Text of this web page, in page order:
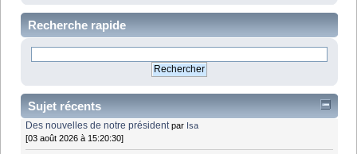
Recherche rapide
Sujet récents
Des nouvelles de notre président par Isa
[03 août 2026 à 15:20:30]